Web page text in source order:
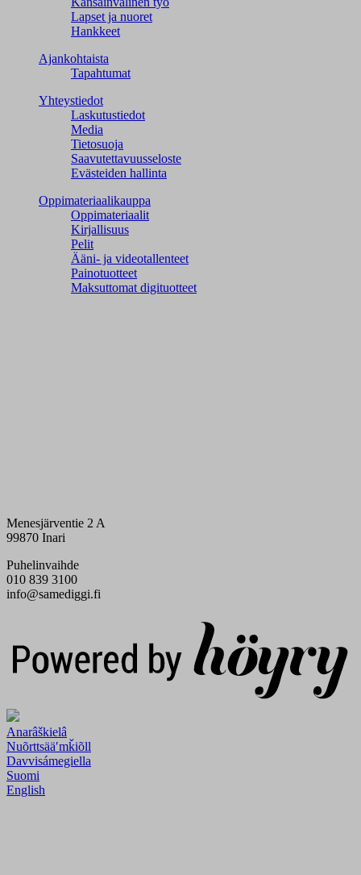
Lapset ja nuoret
Hankkeet
Ajankohtaista
Tapahtumat
Yhteystiedot
Laskutustiedot
Media
Tietosuoja
Saavutettavuusseloste
Evästeiden hallinta
Oppimateriaalikauppa
Oppimateriaalit
Kirjallisuus
Pelit
Ääni- ja videotallenteet
Painotuotteet
Maksuttomat digituotteet
Menesjärventie 2 A
99870 Inari
Puhelinvaihde
010 839 3100
info@samediggi.fi
Anarâškielâ
Nuõrttsääʹmǩiõll
Davvisámegiella
Suomi
English